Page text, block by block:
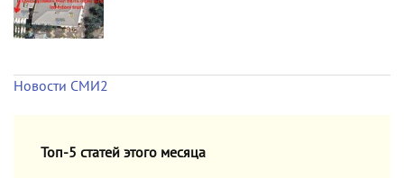
Новости СМИ2
Топ-5 статей этого месяца